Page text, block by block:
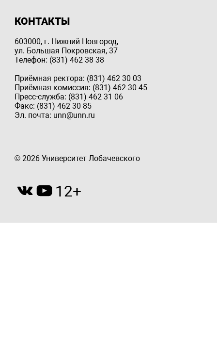
КОНТАКТЫ
603000, г. Нижний Новгород,
ул. Большая Покровская, 37
Телефон: (831) 462 38 38
Приёмная ректора: (831) 462 30 03
Приёмная комиссия: (831) 462 30 45
Пресс-служба: (831) 462 31 06
Факс: (831) 462 30 85
Эл. почта: unn@unn.ru
© 2026 Университет Лобачевского
12+